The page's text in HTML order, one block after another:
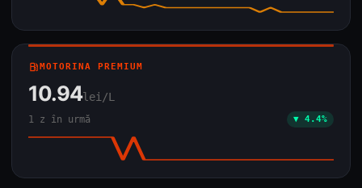
local_gas_stationMOTORINA PREMIUM
10.94lei/L
1 z în urmă ▼ 4.4%